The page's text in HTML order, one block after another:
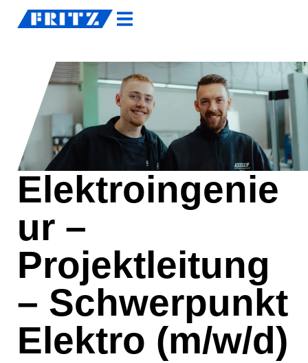
Elektroingenie
ur –
Projektleitung
– Schwerpunkt
Elektro (m/w/d)